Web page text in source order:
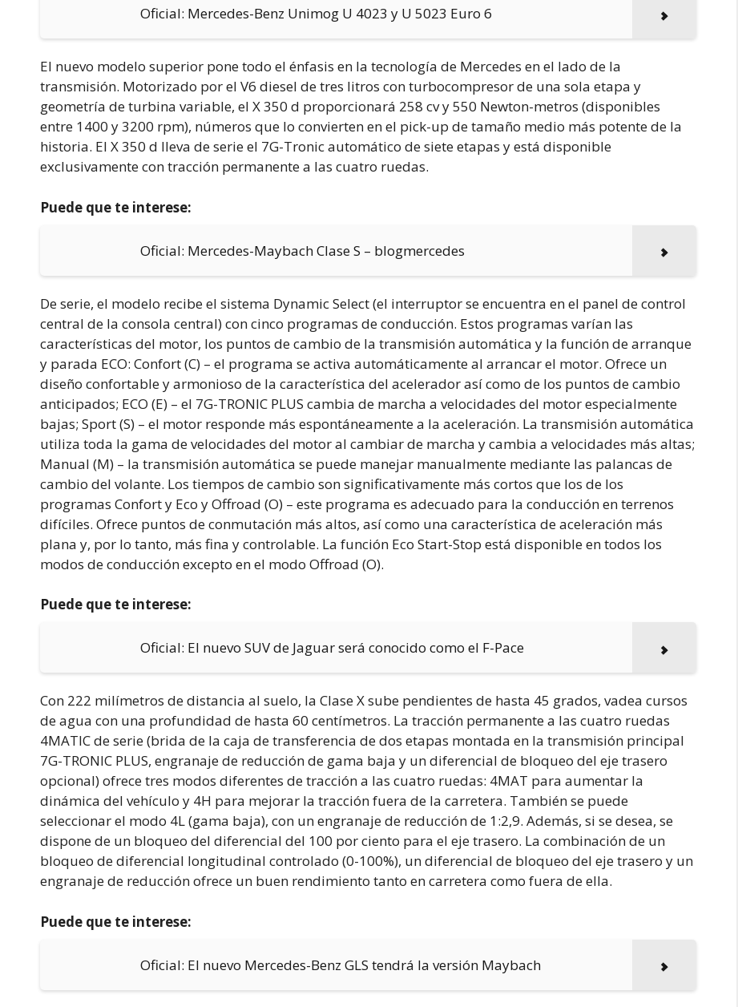
Oficial: Mercedes-Benz Unimog U 4023 y U 5023 Euro 6
El nuevo modelo superior pone todo el énfasis en la tecnología de Mercedes en el lado de la
transmisión. Motorizado por el V6 diesel de tres litros con turbocompresor de una sola etapa y
geometría de turbina variable, el X 350 d proporcionará 258 cv y 550 Newton-metros (disponibles
entre 1400 y 3200 rpm), números que lo convierten en el pick-up de tamaño medio más potente de la
historia. El X 350 d lleva de serie el 7G-Tronic automático de siete etapas y está disponible
exclusivamente con tracción permanente a las cuatro ruedas.
Puede que te interese:
Oficial: Mercedes-Maybach Clase S – blogmercedes
De serie, el modelo recibe el sistema Dynamic Select (el interruptor se encuentra en el panel de control
central de la consola central) con cinco programas de conducción. Estos programas varían las
características del motor, los puntos de cambio de la transmisión automática y la función de arranque
y parada ECO: Confort (C) – el programa se activa automáticamente al arrancar el motor. Ofrece un
diseño confortable y armonioso de la característica del acelerador así como de los puntos de cambio
anticipados; ECO (E) – el 7G-TRONIC PLUS cambia de marcha a velocidades del motor especialmente
bajas; Sport (S) – el motor responde más espontáneamente a la aceleración. La transmisión automática
utiliza toda la gama de velocidades del motor al cambiar de marcha y cambia a velocidades más altas;
Manual (M) – la transmisión automática se puede manejar manualmente mediante las palancas de
cambio del volante. Los tiempos de cambio son significativamente más cortos que los de los
programas Confort y Eco y Offroad (O) – este programa es adecuado para la conducción en terrenos
difíciles. Ofrece puntos de conmutación más altos, así como una característica de aceleración más
plana y, por lo tanto, más fina y controlable. La función Eco Start-Stop está disponible en todos los
modos de conducción excepto en el modo Offroad (O).
Puede que te interese:
Oficial: El nuevo SUV de Jaguar será conocido como el F-Pace
Con 222 milímetros de distancia al suelo, la Clase X sube pendientes de hasta 45 grados, vadea cursos
de agua con una profundidad de hasta 60 centímetros. La tracción permanente a las cuatro ruedas
4MATIC de serie (brida de la caja de transferencia de dos etapas montada en la transmisión principal
7G-TRONIC PLUS, engranaje de reducción de gama baja y un diferencial de bloqueo del eje trasero
opcional) ofrece tres modos diferentes de tracción a las cuatro ruedas: 4MAT para aumentar la
dinámica del vehículo y 4H para mejorar la tracción fuera de la carretera. También se puede
seleccionar el modo 4L (gama baja), con un engranaje de reducción de 1:2,9. Además, si se desea, se
dispone de un bloqueo del diferencial del 100 por ciento para el eje trasero. La combinación de un
bloqueo de diferencial longitudinal controlado (0-100%), un diferencial de bloqueo del eje trasero y un
engranaje de reducción ofrece un buen rendimiento tanto en carretera como fuera de ella.
Puede que te interese:
Oficial: El nuevo Mercedes-Benz GLS tendrá la versión Maybach